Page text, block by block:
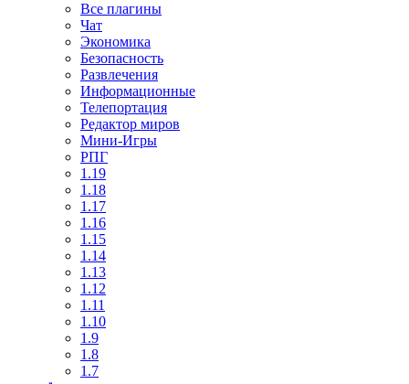
Все плагины
Чат
Экономика
Безопасность
Развлечения
Информационные
Телепортация
Редактор миров
Мини-Игры
РПГ
1.19
1.18
1.17
1.16
1.15
1.14
1.13
1.12
1.11
1.10
1.9
1.8
1.7